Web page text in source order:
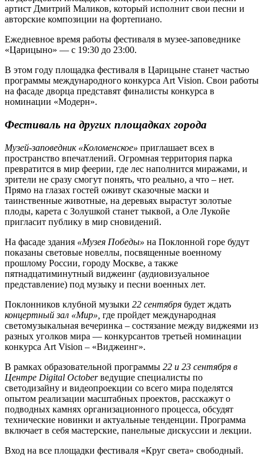
артист Дмитрий Маликов, который исполнит свои песни и
авторские композиции на фортепиано.
Ежедневное время работы фестиваля в музее-заповеднике
«Царицыно» — с 19:30 до 23:00.
В этом году площадка фестиваля в Царицыне станет частью
программы международного конкурса Art Vision. Свои работы
на фасаде дворца представят финалисты конкурса в
номинации «Модерн».
Фестиваль на других площадках города
Музей-заповедник «Коломенское» приглашает всех в
пространство впечатлений. Огромная территория парка
превратится в мир феерии, где лес наполнится миражами, и
зрители не сразу смогут понять, что реально, а что – нет.
Прямо на глазах гостей оживут сказочные маски и
таинственные животные, на деревьях вырастут золотые
плоды, карета с Золушкой станет тыквой, а Оле Лукойе
пригласит публику в мир сновидений.
На фасаде здания «Музея Победы» на Поклонной горе будут
показаны световые новеллы, посвященные военному
прошлому России, городу Москве, а также
пятнадцатиминутный виджеинг (аудиовизуальное
представление) под музыку и песни военных лет.
Поклонников клубной музыки 22 сентября будет ждать
концертный зал «Мир», где пройдет международная
светомузыкальная вечеринка – состязание между виджеями из
разных уголков мира — конкурсантов третьей номинации
конкурса Art Vision – «Виджеинг».
В рамках образовательной программы 22 и 23 сентября в
Центре Digital Octoberведущие специалисты по
светодизайну и видеопроекции со всего мира поделятся
опытом реализации масштабных проектов, расскажут о
подводных камнях организационного процесса, обсудят
технические новинки и актуальные тенденции. Программа
включает в себя мастерские, панельные дискуссии и лекции.
Вход на все площадки фестиваля «Круг света» свободный.